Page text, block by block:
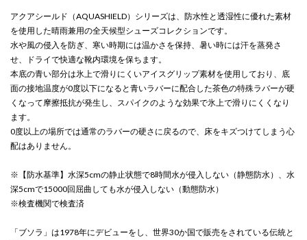
アクアシールド（AQUASHIELD）シリーズは、防水性と透湿性に優れた素材
を使用した晴雨兼用の全天候型シューズコレクションです。
水や風の侵入を防ぎ、寒い時期には温かさを保持、暑い時には汗を蒸発さ
せ、ドライで快適な靴内環境を保ちます。
本底の青い部分は氷上で滑りにくいアイスグリップ素材を使用しており、底
面の接地温度が0度以下になると青いラバーに配合した茶色の特殊ラバーが硬
くなって摩擦抵抗が発生し、スパイクのような効果で氷上で滑りにくくなり
ます。
0度以上の場所では通常のラバーの硬さに戻るので、床をキズつけてしまう心
配はありません。
※【防水基準】水深5cmの静止状態で8時間水が侵入しない（静態防水）、水
深5cmで15000回屈曲しても水が侵入しない（動態防水）
※検査機関で検査済
「ブソラ」は1978年にデビューをし、世界30か国で販売をされている伝統と